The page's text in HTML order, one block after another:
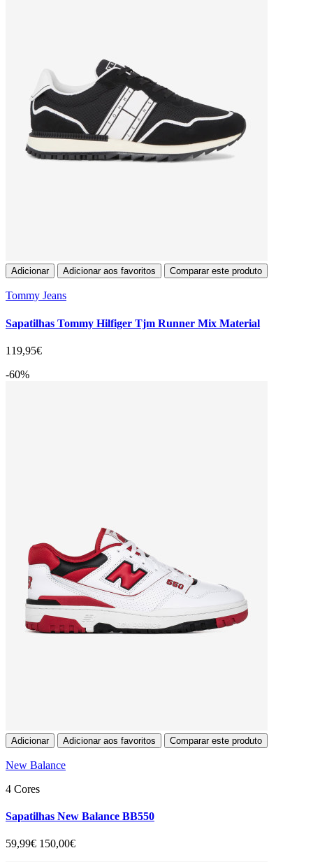
Adicionar Adicionar aos favoritos Comparar este produto
Tommy Jeans
Sapatilhas Tommy Hilfiger Tjm Runner Mix Material
119,95€
-60%
Adicionar Adicionar aos favoritos Comparar este produto
New Balance
4 Cores
Sapatilhas New Balance BB550
59,99€ 150,00€